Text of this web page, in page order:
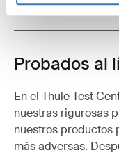
Toggle
Instrucciones
Probados al
En el Thule Test
nuestras rigurosas
nuestros productos
más adversas.